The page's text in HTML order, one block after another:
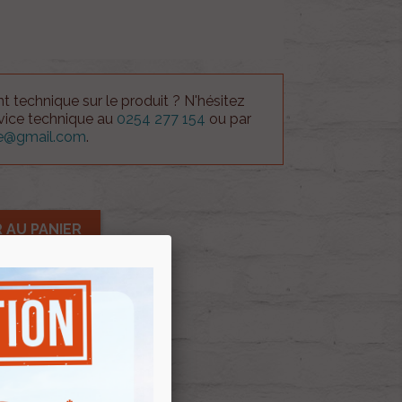
technique sur le produit ? N'hésitez
technique au 0254 277 154 ou par
.
AU PANIER